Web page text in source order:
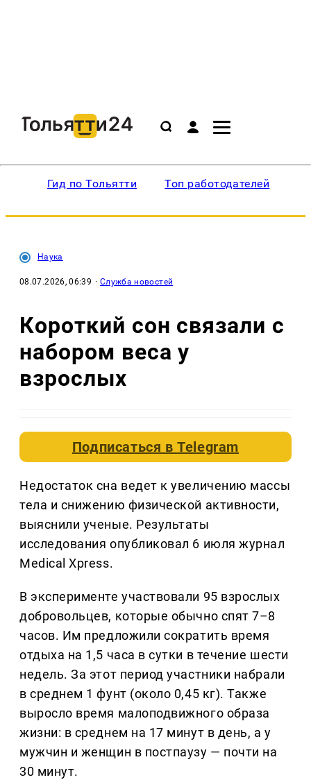
Гид по Тольятти Топ работодателей
Наука
08.07.2026, 06:39 · Служба новостей
Короткий сон связали с
набором веса у
взрослых
Подписаться вTelegram
Недостаток сна ведет к увеличению массы
тела и снижению физической активности,
выяснили ученые. Результаты
исследования опубликовал 6 июля журнал
Medical Xpress.
В эксперименте участвовали 95 взрослых
добровольцев, которые обычно спят 7–8
часов. Им предложили сократить время
отдыха на 1,5 часа в сутки в течение шести
недель. За этот период участники набрали
в среднем 1 фунт (около 0,45 кг). Также
выросло время малоподвижного образа
жизни: в среднем на 17 минут в день, а у
мужчин и женщин в постпаузу — почти на
30 минут.